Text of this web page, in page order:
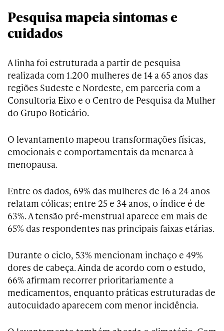
Pesquisa mapeia sintomas e
cuidados
A linha foi estruturada a partir de pesquisa
realizada com 1.200 mulheres de 14 a 65 anos das
regiões Sudeste e Nordeste, em parceria com a
Consultoria Eixo e o Centro de Pesquisa da Mulher
do Grupo Boticário.
O levantamento mapeou transformações físicas,
emocionais e comportamentais da menarca à
menopausa.
Entre os dados, 69% das mulheres de 16 a 24 anos
relatam cólicas; entre 25 e 34 anos, o índice é de
63%. A tensão pré-menstrual aparece em mais de
65% das respondentes nas principais faixas etárias.
Durante o ciclo, 53% mencionam inchaço e 49%
dores de cabeça. Ainda de acordo com o estudo,
66% afirmam recorrer prioritariamente a
medicamentos, enquanto práticas estruturadas de
autocuidado aparecem com menor incidência.